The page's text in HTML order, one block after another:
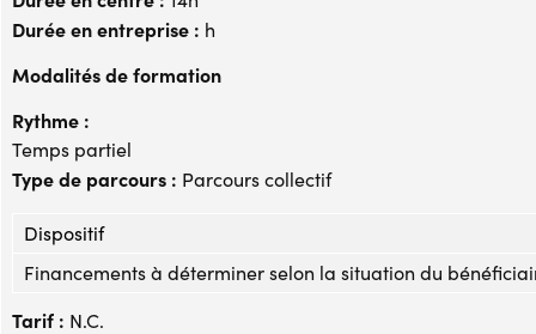
Durée en entreprise : h
Modalités de formation
Rythme :
Temps partiel
Type de parcours : Parcours collectif
Dispositif
Financements à déterminer selon la situation du
Tarif : N.C.